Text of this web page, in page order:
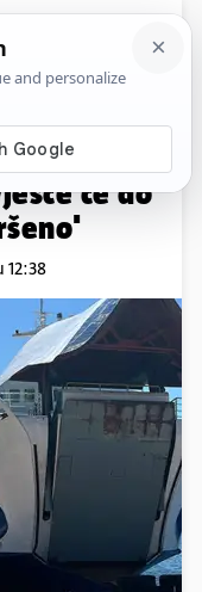
Komentari
nesreća
će do
12:38